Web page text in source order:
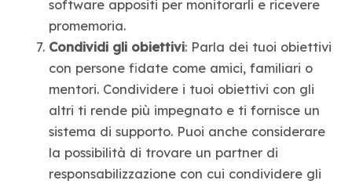
software appositi per monitorarli e ricevere
promemoria.
Condividi gli obiettivi: Parla dei tuoi obiettivi
con persone fidate come amici, familiari o
mentori. Condividere i tuoi obiettivi con gli
altri ti rende più impegnato e ti fornisce un
sistema di supporto. Puoi anche considerare
la possibilità di trovare un partner di
responsabilizzazione con cui condividere gli